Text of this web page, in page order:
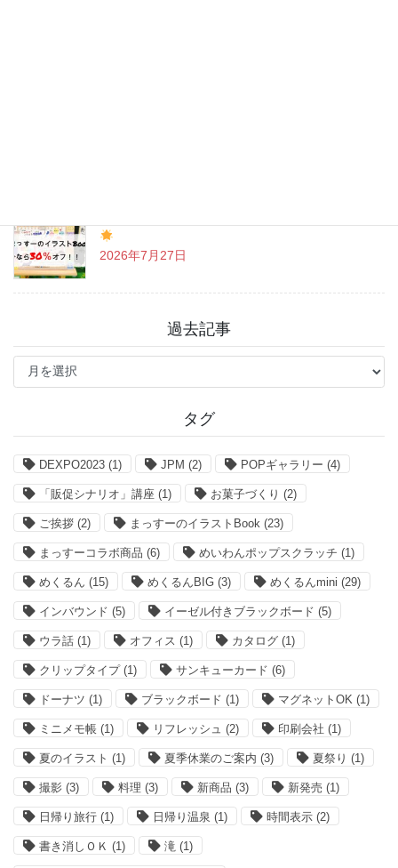
2026年7月27日
過去記事
過
記
タグ
DEXPO2023 (1) JPM (2) POPギャラリー (4)
「販促シナリオ」講座 (1) お菓子づくり (2)
ご挨拶 (2) まっすーのイラストBook (23)
まっすーコラボ商品 (6) めいわんポップスクラッチ (1)
めくるん (15) めくるんBIG (3) めくるんmini (29)
インバウンド (5) イーゼル付きブラックボード (5)
ウラ話 (1) オフィス (1) カタログ (1)
クリップタイプ(1) サンキューカード (6)
ドーナツ (1) ブラックボード (1) マグネットOK (1)
ミニメモ帳 (1) リフレッシュ (2) 印刷会社 (1)
夏のイラスト (1) 夏季休業のご案内 (3) 夏祭り (1)
撮影 (3) 料理 (3) 新商品 (3) 新発売 (1)
日帰り旅行 (1) 日帰り温泉 (1) 時間表示 (2)
書き消しＯＫ (1) 滝 (1)